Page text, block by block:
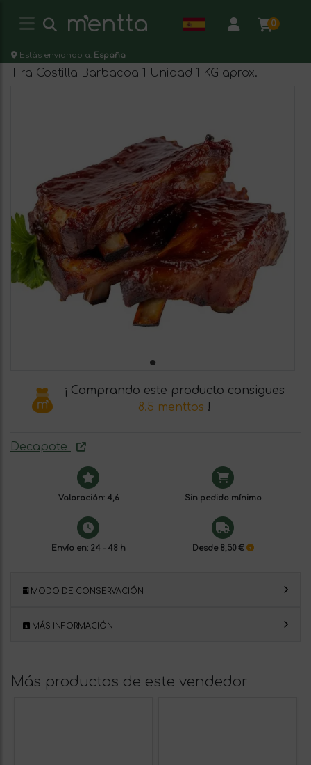
0
Estás enviando a: España
Tira Costilla Barbacoa 1 Unidad 1 KG aprox.
¡ Comprando este producto consigues
8.5 menttos !
Decapote
Valoración: 4,6 Sin pedido mínimo
Envío en: 24 - 48 h Desde 8,50 €
MODO DE CONSERVACIÓN
MÁS INFORMACIÓN
Más productos de este vendedor